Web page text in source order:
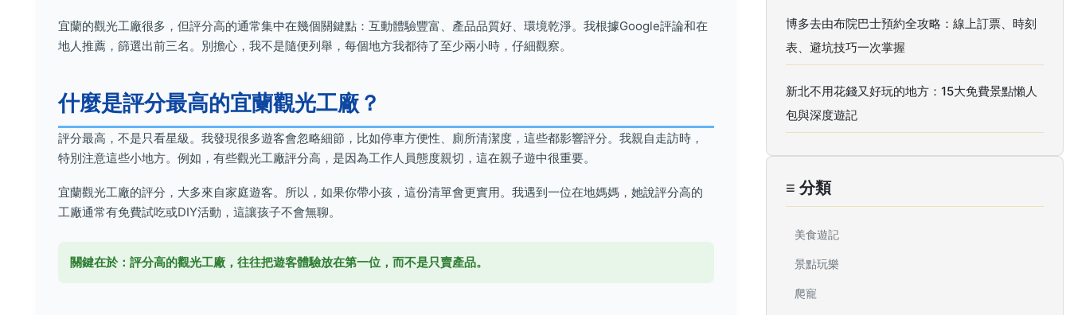
宜蘭的觀光工廠很多，但評分高的通常集中在幾個關鍵點：互動體驗豐富、產品品質好、環境乾淨。我根據Google評論和在
地人推薦，篩選出前三名。別擔心，我不是隨便列舉，每個地方我都待了至少兩小時，仔細觀察。
什麼是評分最高的宜蘭觀光工廠？
評分最高，不是只看星級。我發現很多遊客會忽略細節，比如停車方便性、廁所清潔度，這些都影響評分。我親自走訪時，
特別注意這些小地方。例如，有些觀光工廠評分高，是因為工作人員態度親切，這在親子遊中很重要。
宜蘭觀光工廠的評分，大多來自家庭遊客。所以，如果你帶小孩，這份清單會更實用。我遇到一位在地媽媽，她說評分高的
工廠通常有免費試吃或DIY活動，這讓孩子不會無聊。
關鍵在於：評分高的觀光工廠，往往把遊客體驗放在第一位，而不是只賣產品。
博多去由布院巴士預約全攻略：線上訂票、時刻
表、避坑技巧一次掌握
新北不用花錢又好玩的地方：15大免費景點懶人
包與深度遊記
≡ 分類
美食遊記
景點玩樂
爬寵